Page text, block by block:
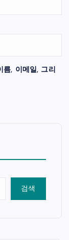
, 이메일, 그리
검색